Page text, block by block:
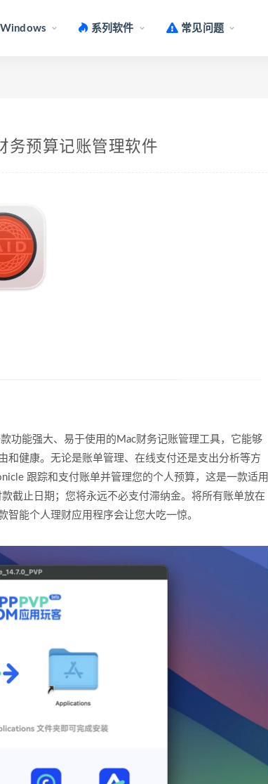
Windows 系列软件 常见问题
务预算记账管理软件
功能强大、易于使用的Mac财务记账管理工具，它能够
和健康。无论是账单管理、在线支付还是支出分析等方
跟踪和支付账单并管理您的个人预算，这是一款适用
截止日期；您将永远不必支付滞纳金。将所有账单放在
能个人理财应用程序会让您大吃一惊。